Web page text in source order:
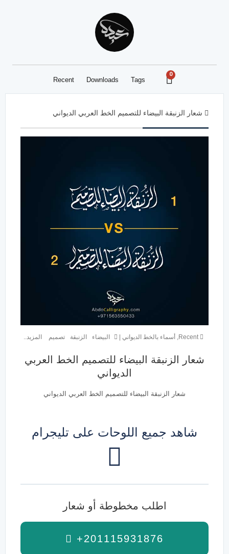
Recent Downloads Tags
0
شعار الزنبقة البيضاء للتصميم الخط العربي الديواني
Recent أسماء بالخط الديواني | البيضاء الزنبقة تصميم المزيد..
شعار الزنبقة البيضاء للتصميم الخط العربي
الديواني
شعار الزنبقة البيضاء للتصميم الخط العربي الديواني
شاهد جميع اللوحات على تليجرام
اطلب مخطوطة أو شعار
+201115931876